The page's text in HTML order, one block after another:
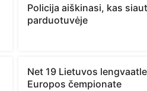
Policija aiškinasi, kas
parduotuvėje
Net 19 Lietuvos
Europos čempionate